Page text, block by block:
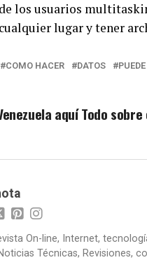
los usuarios
lugar y tener
COMO HACER DATOS PUEDE
aquí Todo sobre
On-line, Internet,
Técnicas, Revisiones,